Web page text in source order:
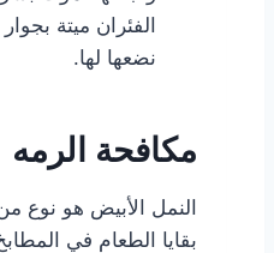
الفئران ميتة
نضعها لها.
مكافحة الرمه
النمل الأبيض هو نوع
بقايا الطعام في